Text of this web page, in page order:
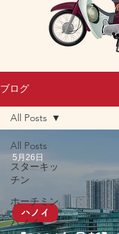
ブログ
All Posts
スターキッ
チン
ホーチミン
ハノイ
All Posts
ハノイ
5月26日